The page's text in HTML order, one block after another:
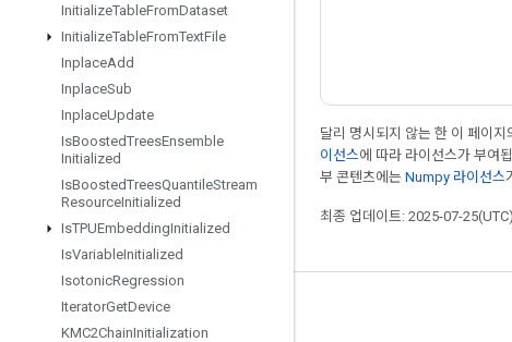
InitializeTableFromDataset
InitializeTableFromTextFile
InplaceAdd
InplaceSub
InplaceUpdate
IsBoostedTreesEnsemble
Initialized
IsBoostedTreesQuantileStream
ResourceInitialized
IsTPUEmbeddingInitialized
IsVariableInitialized
IsotonicRegression
IteratorGetDevice
KMC2ChainInitialization
달리 명시되지 않는 한 이 페이지
이선스에 따라 라이선스가 부여
부 콘텐츠에는 Numpy 라이선스
최종 업데이트: 2025-07-25(UTC)
최신 소식 확인하기